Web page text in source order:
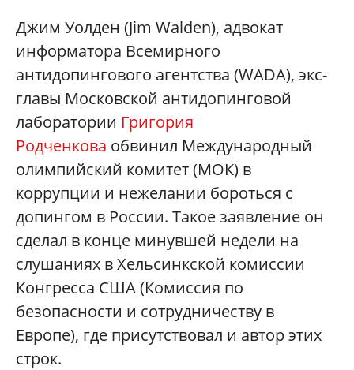
Джим Уолден (Jim Walden), адвокат
информатора Всемирного
антидопингового агентства (WADA), экс-
главы Московской антидопинговой
лаборатории Григория
Родченкова обвинил Международный
олимпийский комитет (МОК) в
коррупции и нежелании бороться с
допингом в России. Такое заявление он
сделал в конце минувшей недели на
слушаниях в Хельсинкской комиссии
Конгресса США (Комиссия по
безопасности и сотрудничеству в
Европе), где присутствовал и автор этих
строк.